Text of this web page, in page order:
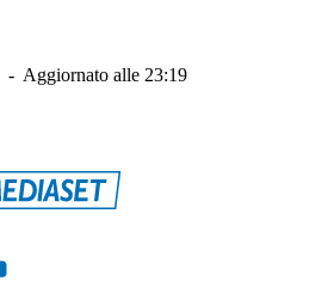
- Aggiornato alle 23:19